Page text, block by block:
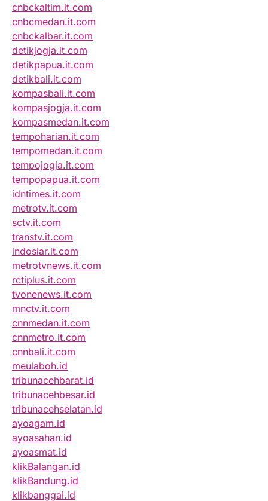
cnbckaltim.it.com
cnbcmedan.it.com
cnbckalbar.it.com
detikjogja.it.com
detikpapua.it.com
detikbali.it.com
kompasbali.it.com
kompasjogja.it.com
kompasmedan.it.com
tempoharian.it.com
tempomedan.it.com
tempojogja.it.com
tempopapua.it.com
idntimes.it.com
metrotv.it.com
sctv.it.com
transtv.it.com
indosiar.it.com
metrotvnews.it.com
rctiplus.it.com
tvonenews.it.com
mnctv.it.com
cnnmedan.it.com
cnnmetro.it.com
cnnbali.it.com
meulaboh.id
tribunacehbarat.id
tribunacehbesar.id
tribunacehselatan.id
ayoagam.id
ayoasahan.id
ayoasmat.id
klikBalangan.id
klikBandung.id
klikbanggai.id